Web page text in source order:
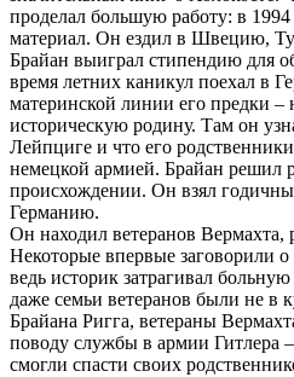
проделал большую работу: в 1994
материал. Он ездил в Швецию,
Брайан выиграл стипендию для
время летних каникул поехал в
материнской линии его предки
историческую родину. Там он
Лейпциге и что его
немецкой армией. Брайан решил
происхождении. Он взял
Германию.
Он находил ветеранов Вермахта,
Некоторые впервые заговорили
ведь историк затрагивал
даже семьи ветеранов были не в
Брайана Ригга, ветераны
поводу службы в армии Гитлера
смогли спасти своих